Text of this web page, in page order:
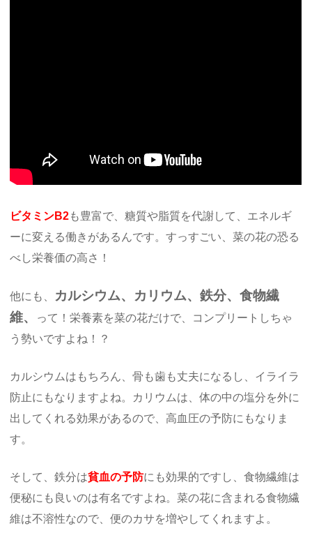
ビタミンB2も豊富で、糖質や脂質を代謝して、エネルギ
ーに変える働きがあるんです。すっすごい、菜の花の恐る
べし栄養価の高さ！
他にも、 カルシウム、カリウム、鉄分、食物繊
維、
って！栄養素を菜の花だけで、コンプリートしちゃ
う勢いですよね！？
カルシウムはもちろん、骨も歯も丈夫になるし、イライラ
防止にもなりますよね。カリウムは、体の中の塩分を外に
出してくれる効果があるので、高血圧の予防にもなりま
す。
そして、鉄分は貧血の予防にも効果的ですし、食物繊維は
便秘にも良いのは有名ですよね。菜の花に含まれる食物繊
維は不溶性なので、便のカサを増やしてくれますよ。